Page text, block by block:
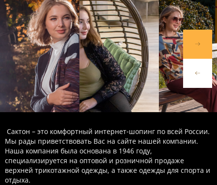
Сактон – это комфортный интернет-шопинг по всей России.
Мы рады приветствовать Вас на сайте нашей компании.
Наша компания была основана в 1946 году,
специализируется на оптовой и розничной продаже
верхней трикотажной одежды, а также одежды для спорта и
отдыха.